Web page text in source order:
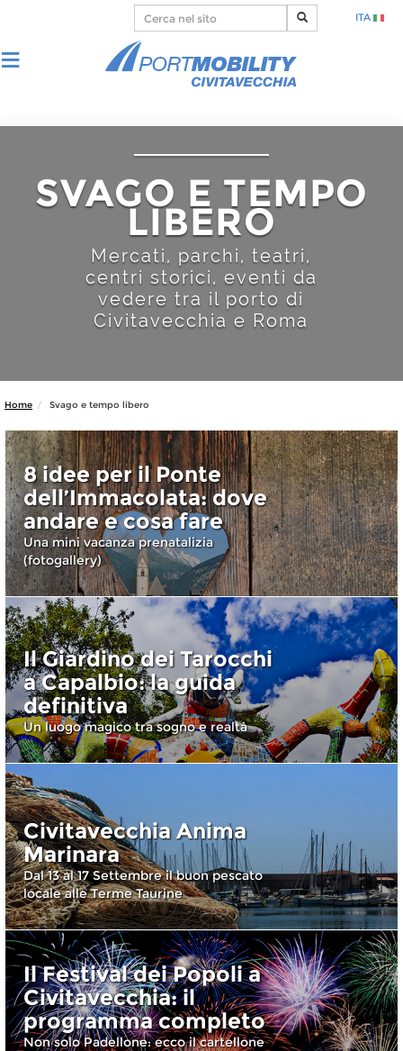
ITA
SVAGO E TEMPO
LIBERO
Mercati, parchi, teatri,
centri storici, eventi da
vedere tra il porto di
Civitavecchia e Roma
Home Svago e tempo libero
8 idee per il Ponte
dell’Immacolata: dove
andare e cosa fare
Una mini vacanza prenatalizia
(fotogallery)
Il Giardino dei Tarocchi
a Capalbio: la guida
definitiva
Un luogo magico tra sogno e realtà
Civitavecchia Anima
Marinara
Dal 13 al 17 Settembre il buon pescato
locale alle Terme Taurine
Il Festival dei Popoli a
Civitavecchia: il
programma completo
Non solo Padellone: ecco il cartellone